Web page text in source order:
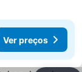
Ver preços